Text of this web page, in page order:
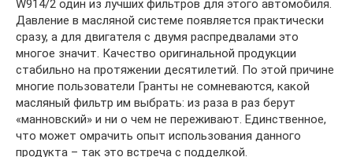
W914/2 один из лучших фильтров для этого автомобиля.
Давление в масляной системе появляется практически
сразу, а для двигателя с двумя распредвалами это
многое значит. Качество оригинальной продукции
стабильно на протяжении десятилетий. По этой причине
многие пользователи Гранты не сомневаются, какой
масляный фильтр им выбрать: из раза в раз берут
«манновский» и ни о чем не переживают. Единственное,
что может омрачить опыт использования данного
продукта – так это встреча с подделкой.